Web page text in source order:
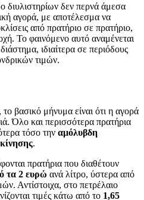
διυλιστηρίων δεν περνά άμεσα
αγορά, με αποτέλεσμα να
από πρατήριο σε πρατήριο,
Το φαινόμενο αυτό αναμένεται
ιδιαίτερα σε περιόδους
τιμών.
βασικό μήνυμα είναι ότι η αγορά
Όλο και περισσότερα πρατήρια
τόσο την αμόλυβδη
.
πρατήρια που διαθέτουν
τα 2 ευρώ ανά λίτρο, ύστερα από
Αντίστοιχα, στο πετρέλαιο
τιμές κάτω από το 1,65